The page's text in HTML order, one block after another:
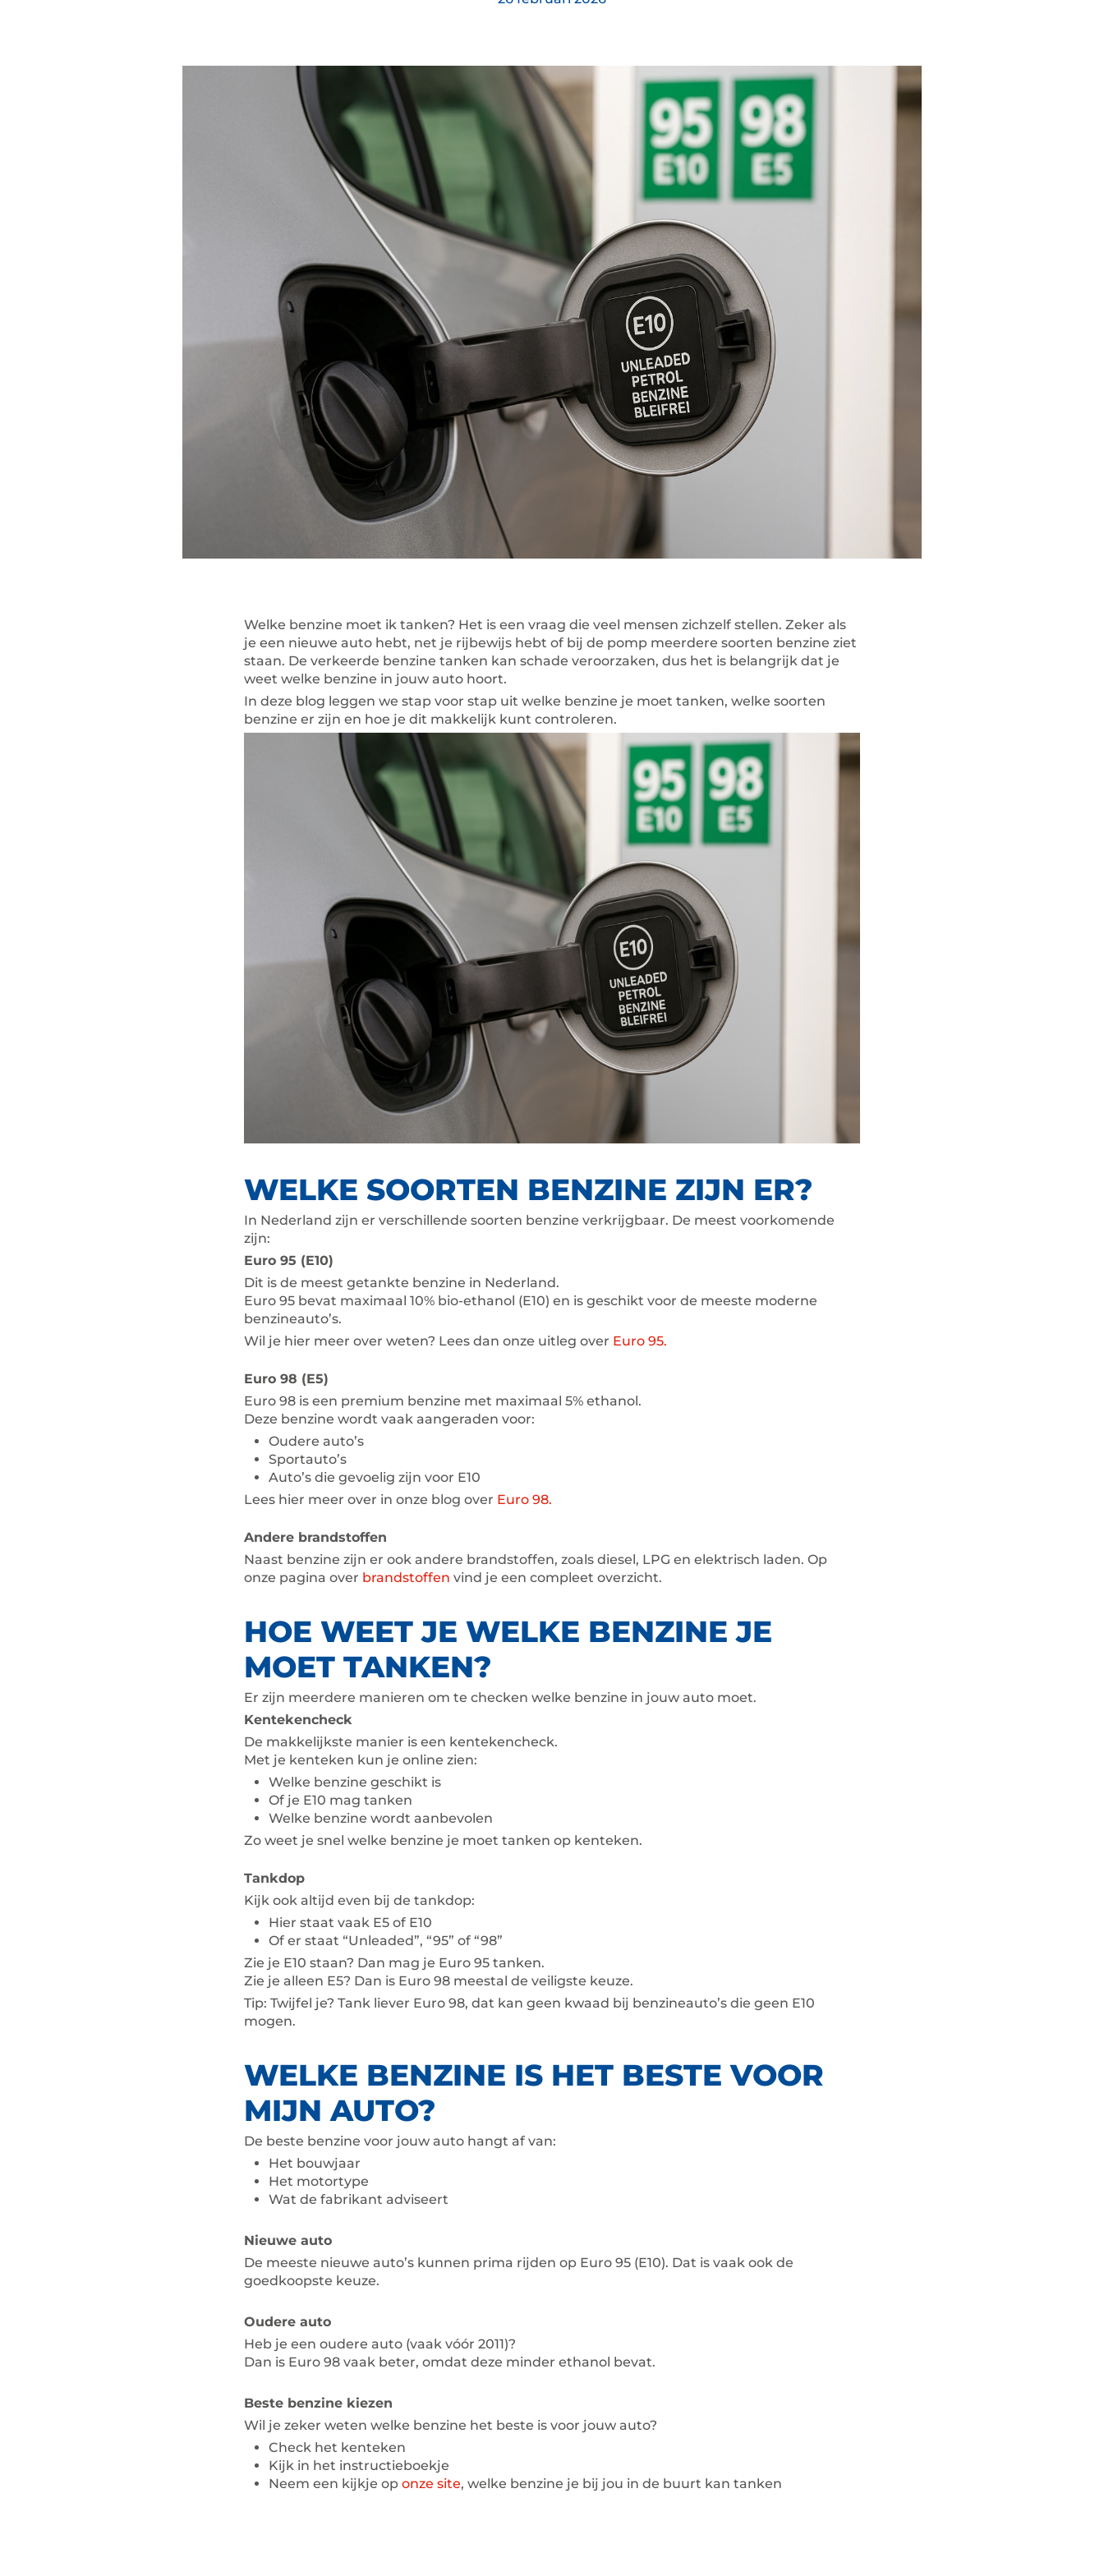
Welke benzine moet ik tanken? Het is een vraag die veel mensen zichzelf stellen. Zeker als
je een nieuwe auto hebt, net je rijbewijs hebt of bij de pomp meerdere soorten benzine ziet
staan. De verkeerde benzine tanken kan schade veroorzaken, dus het is belangrijk dat je
weet welke benzine in jouw auto hoort.
In deze blog leggen we stap voor stap uit welke benzine je moet tanken, welke soorten
benzine er zijn en hoe je dit makkelijk kunt controleren.
WELKE SOORTEN BENZINE ZIJN ER?
In Nederland zijn er verschillende soorten benzine verkrijgbaar. De meest voorkomende
zijn:
Euro 95 (E10)
Dit is de meest getankte benzine in Nederland.
Euro 95 bevat maximaal 10% bio-ethanol (E10) en is geschikt voor de meeste moderne
benzineauto’s.
Wil je hier meer over weten? Lees dan onze uitleg over Euro 95.
Euro 98 (E5)
Euro 98 is een premium benzine met maximaal 5% ethanol.
Deze benzine wordt vaak aangeraden voor:
Oudere auto’s
Sportauto’s
Auto’s die gevoelig zijn voor E10
Lees hier meer over in onze blog over Euro 98.
Andere brandstoffen
Naast benzine zijn er ook andere brandstoffen, zoals diesel, LPG en elektrisch laden. Op
onze pagina over brandstoffen vind je een compleet overzicht.
HOE WEET JE WELKE BENZINE JE
MOET TANKEN?
Er zijn meerdere manieren om te checken welke benzine in jouw auto moet.
Kentekencheck
De makkelijkste manier is een kentekencheck.
Met je kenteken kun je online zien:
Welke benzine geschikt is
Of je E10 mag tanken
Welke benzine wordt aanbevolen
Zo weet je snel welke benzine je moet tanken op kenteken.
Tankdop
Kijk ook altijd even bij de tankdop:
Hier staat vaak E5 of E10
Of er staat “Unleaded”, “95” of “98”
Zie je E10 staan? Dan mag je Euro 95 tanken.
Zie je alleen E5? Dan is Euro 98 meestal de veiligste keuze.
Tip: Twijfel je? Tank liever Euro 98, dat kan geen kwaad bij benzineauto’s die geen E10
mogen.
WELKE BENZINE IS HET BESTE VOOR
MIJN AUTO?
De beste benzine voor jouw auto hangt af van:
Het bouwjaar
Het motortype
Wat de fabrikant adviseert
Nieuwe auto
De meeste nieuwe auto’s kunnen prima rijden op Euro 95 (E10). Dat is vaak ook de
goedkoopste keuze.
Oudere auto
Heb je een oudere auto (vaak vóór 2011)?
Dan is Euro 98 vaak beter, omdat deze minder ethanol bevat.
Beste benzine kiezen
Wil je zeker weten welke benzine het beste is voor jouw auto?
Check het kenteken
Kijk in het instructieboekje
Neem een kijkje op onze site, welke benzine je bij jou in de buurt kan tanken